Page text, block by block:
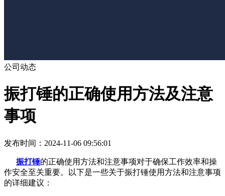
公司动态
​振打锤的正确使用方法及注意
事项
发布时间：2024-11-06 09:56:01
振打锤的正确使用方法和注意事项对于确保工作效率和操
作安全至关重要。以下是一些关于振打锤使用方法和注意事项
的详细建议：